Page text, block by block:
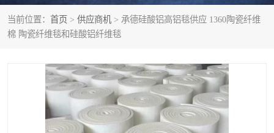
当前位置： 首页 > 供应商机 > 承德硅酸铝高铝毯供应 1360陶瓷纤维
棉 陶瓷纤维毯和硅酸铝纤维毯
硅酸铝散棉 硅酸铝纤维毯
硅酸铝纤维毡 硅酸铝模块
硅酸铝保温棉 硅酸铝板